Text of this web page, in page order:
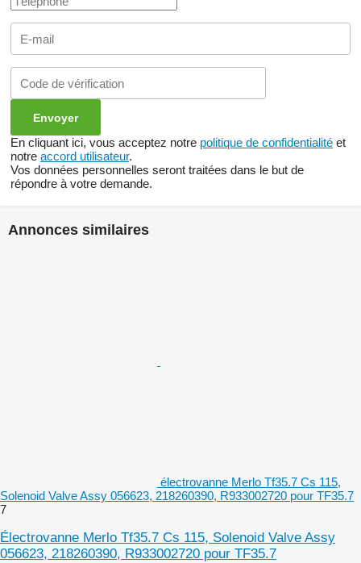
En cliquant ici, vous acceptez notre politique de confidentialité et
notre accord utilisateur.
Vos données personnelles seront traitées dans le but de
répondre à votre demande.
Annonces similaires
électrovanne Merlo Tf35.7 Cs 115,
Solenoid Valve Assy 056623, 218260390, R933002720 pour TF35.7
7
Électrovanne Merlo Tf35.7 Cs 115, Solenoid Valve Assy
056623, 218260390, R933002720 pour TF35.7